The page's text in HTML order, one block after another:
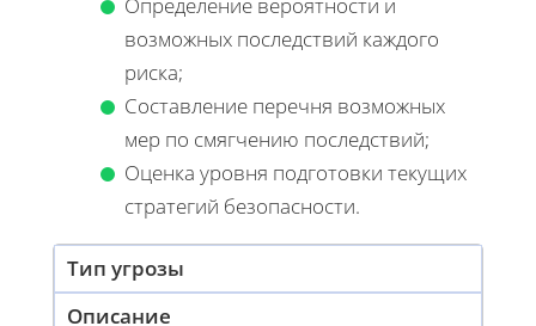
возможных последствий каждого
риска;
Составление перечня возможных
мер по смягчению последствий;
Оценка уровня подготовки текущих
стратегий безопасности.
Тип угрозы
Описание